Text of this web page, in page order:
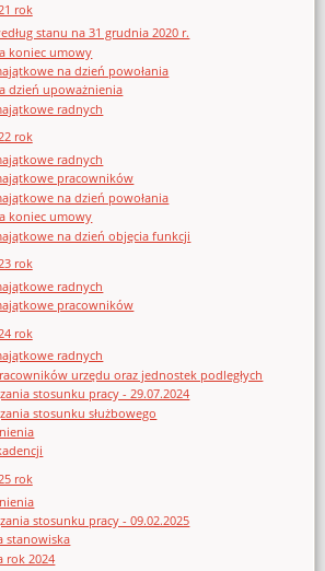
rok
stanu na 31 grudnia 2020 r.
koniec umowy
na dzień powołania
dzień upoważnienia
radnych
rok
radnych
pracowników
na dzień powołania
koniec umowy
na dzień objęcia funkcji
rok
radnych
pracowników
rok
radnych
urzędu oraz jednostek podległych
stosunku pracy - 29.07.2024
stosunku służbowego
rok
stosunku pracy - 09.02.2025
stanowiska
rok 2024